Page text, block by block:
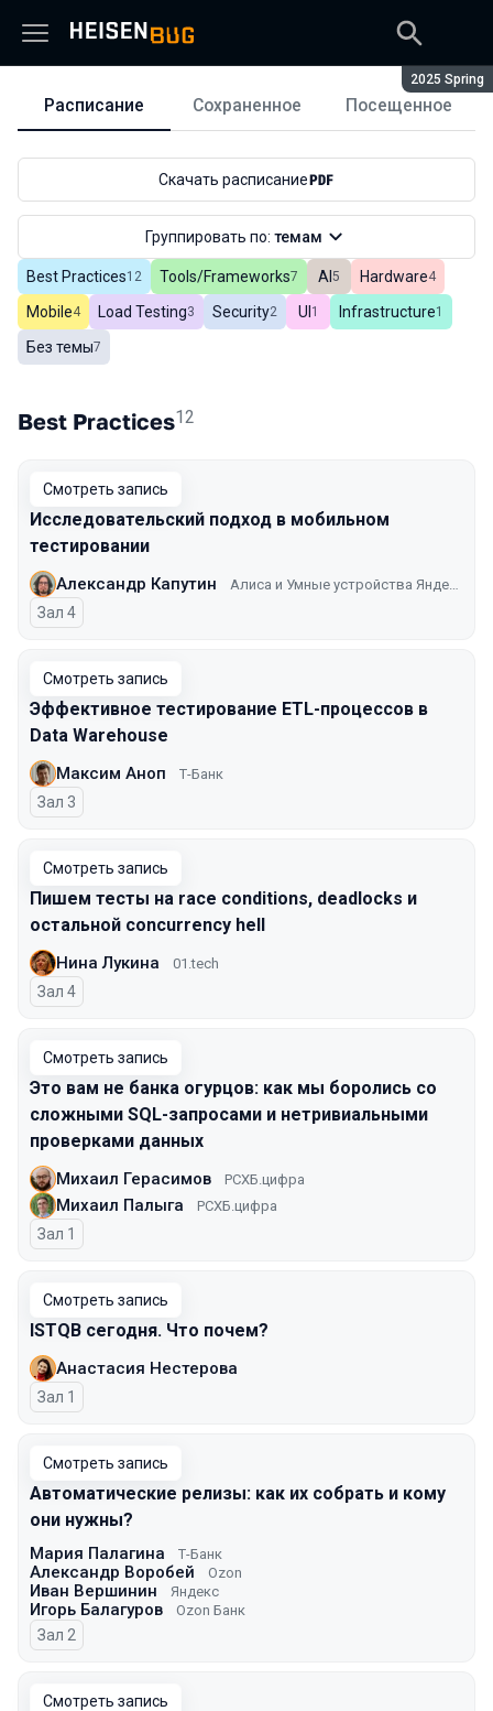
Сезон:
2025 Spring
Расписание
Расписание Сохраненное Посещенное
Best PracticesВсего
12 Tools/FrameworksВсего
7 AI Всего
5 HardwareВсего
4
MobileВсего
4 Load TestingВсего
3 SecurityВсего
2 UI Всего
1 InfrastructureВсего
1
Без темыВсего
7
Скачать расписание
Группировать по: темам
Best Practices12
Смотреть запись
Исследовательский подход в мобильном
тестировании
Александр Капутин
Зал 4
Смотреть запись
Эффективное тестирование ETL-процессов в
Data Warehouse
Максим Аноп Т-Банк
Зал 3
Смотреть запись
Пишем тесты на race conditions, deadlocks и
остальной concurrency hell
Нина Лукина 01.tech
Зал 4
Смотреть запись
Это вам не банка огурцов: как мы боролись со
сложными SQL-запросами и нетривиальными
проверками данных
Михаил Герасимов РСХБ.цифра
Михаил Палыга РСХБ.цифра
Зал 1
Смотреть запись
ISTQB сегодня. Что почем?
Анастасия Нестерова
Зал 1
Смотреть запись
Автоматические релизы: как их собрать и кому
они нужны?
Мария Палагина Т-Банк
Александр Воробей Ozon
Иван Вершинин Яндекс
Игорь Балагуров Ozon Банк
Зал 2
Смотреть запись